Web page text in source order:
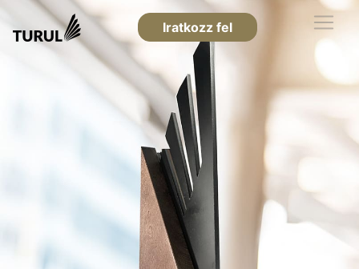
Iratkozz fel